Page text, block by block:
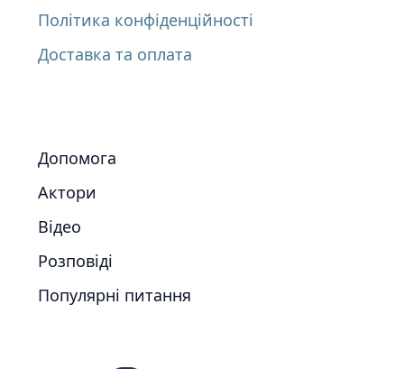
Політика конфіденційності
Доставка та оплата
Допомога
Актори
Відео
Розповіді
Популярні питання